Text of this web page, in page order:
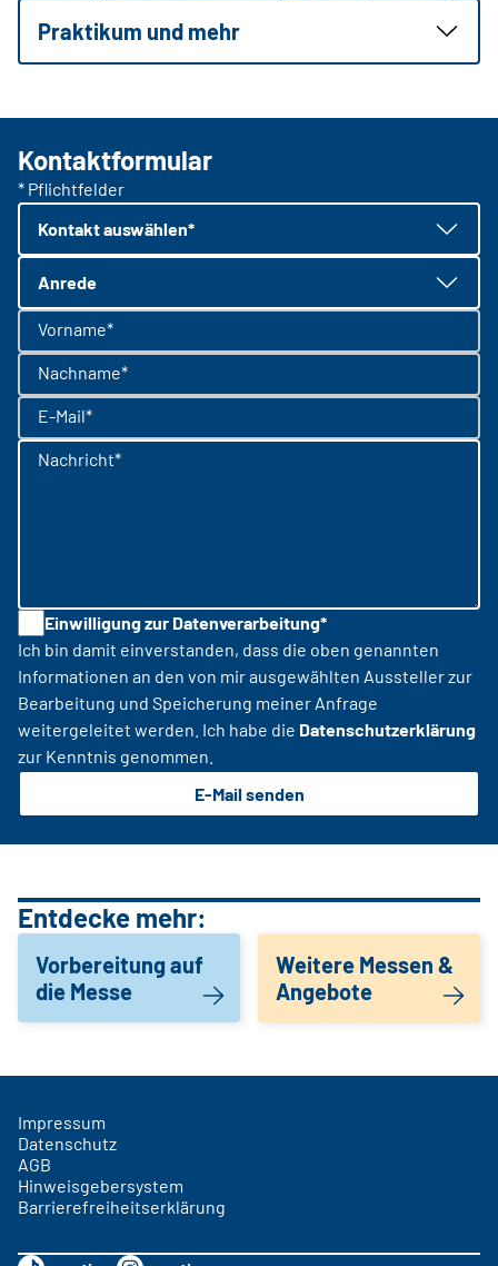
Praktikum und mehr
Kontaktformular
* Pflichtfelder
Kontakt auswählen*
Anrede
Vorname*
Nachname*
E-Mail*
Nachricht*
Einwilligung zur Datenverarbeitung*
Ich bin damit einverstanden, dass die oben genannten
Informationen an den von mir ausgewählten Aussteller zur
Bearbeitung und Speicherung meiner Anfrage
weitergeleitet werden. Ich habe die Datenschutzerklärung
zur Kenntnis genommen.
E-Mail senden
Entdecke mehr:
Vorbereitung auf
die Messe
Weitere Messen &
Angebote
Impressum
Datenschutz
AGB
Hinweisgebersystem
Barrierefreiheitserklärung